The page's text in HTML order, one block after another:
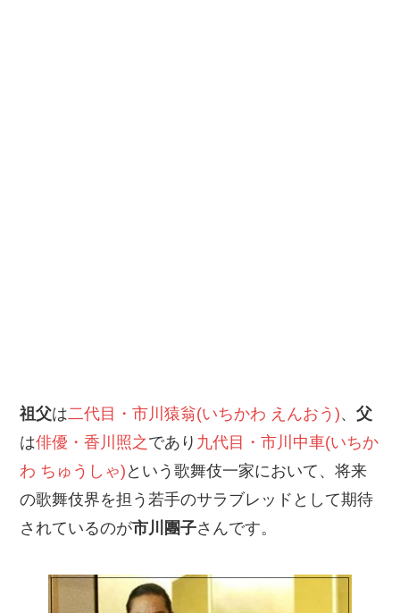
祖父は二代目・市川猿翁(いちかわ えんおう)、父
は俳優・香川照之 であり 九代目・市川中車(いちか
わ ちゅうしゃ) という歌舞伎一家において、将来
の歌舞伎界を担う若手のサラブレッドとして期待
されているのが市川團子さんです。